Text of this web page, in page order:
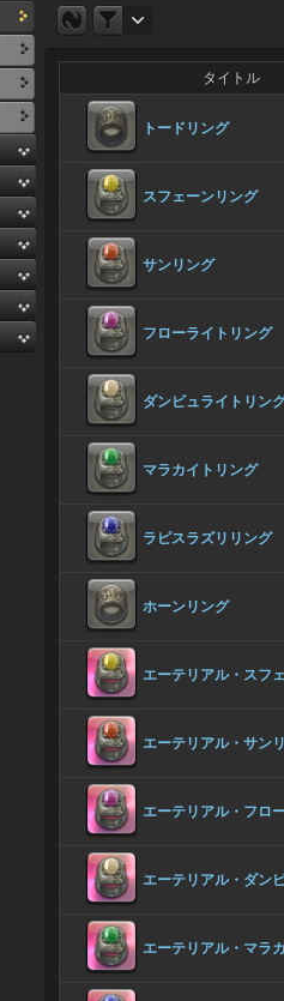
タイトル
トードリング
スフェーンリング
サンリング
フローライトリング
ダンビュライトリン
マラカイトリング
ラピスラズリリング
ホーンリング
エーテリアル・スフ
エーテリアル・サン
エーテリアル・フロ
エーテリアル・ダン
エーテリアル・マラ